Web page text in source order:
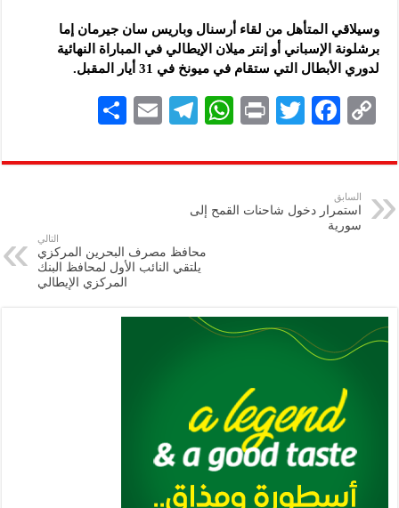
وسيلاقي المتأهل من لقاء أرسنال وباريس سان جيرمان إما
برشلونة الإسباني أو إنتر ميلان الإيطالي في المباراة النهائية
لدوري الأبطال التي ستقام في ميونخ في 31 أيار المقبل.
C
p
y
Li
F
eb
k
T
tt
P
nt
W
at
A
p
p
Te
gr
E
ai
ar
السابق
استمرار دخول شاحنات القمح إلى
سورية
التالي
محافظ مصرف البحرين المركزي
يلتقي النائب الأول لمحافظ البنك
المركزي الإيطالي